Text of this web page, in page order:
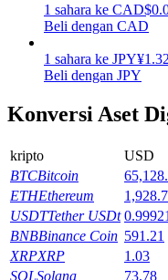
Dapatkan imbalan
1 sahara ke CAD$
Beli dengan CAD
1 sahara ke JPY¥1.32
Beli dengan JPY
Konversi Aset
kripto USD
BTCBitcoin
ETHEthereum
USDTTether USDt 0.99921
BNBBinance Coin 591.21
XRPXRP 1.03
SOLSolana 73.78